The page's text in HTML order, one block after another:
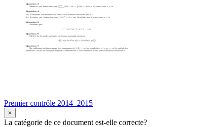
Premier contrôle 2014–2015
×
La catégorie de ce document est-elle correcte?